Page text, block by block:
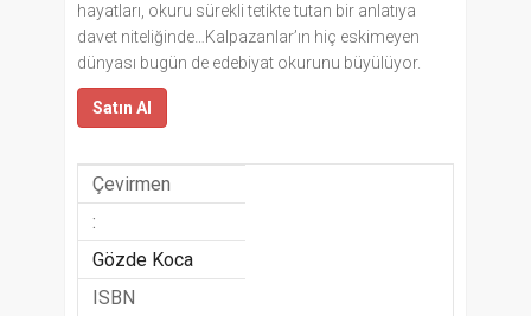
hayatları, okuru sürekli tetikte tutan bir anlatıya
davet niteliğinde…Kalpazanlar’ın hiç eskimeyen
dünyası bugün de edebiyat okurunu büyülüyor.
Satın Al
Çevirmen
:
Gözde Koca
ISBN